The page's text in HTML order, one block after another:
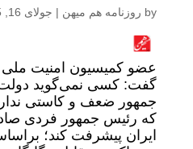
by روزنامه هم میهن | جولای 16, 2025 4:00 ب.ظ
عضو کمیسیون امنیت
گفت: کسی نمی‌گوید دولت
جمهور ضعف و کاستی
که رئیس جمهور فردی
ایران پیشرفت کند؛